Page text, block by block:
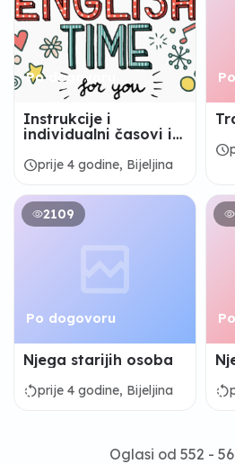
Po dogovoru
Instrukcije i
individualni časovi iz
scheduleprije 4 godine, Bijeljina
schedule
2109
Po dogovoru
Njega starijih osoba
rotate_leftprije 4 godine, Bijeljina
rotate_left
Oglasi od 552 -